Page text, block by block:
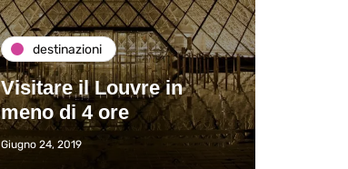
destinazioni
Visitare il Louvre in
meno di 4 ore
Giugno 24, 2019